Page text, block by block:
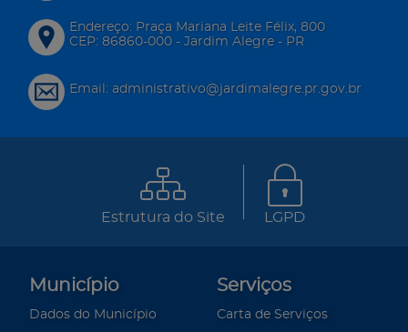
Endereço: Praça Mariana Leite Félix, 800
CEP: 86860-000 - Jardim Alegre - PR
Email: administrativo@jardimalegre.pr.gov.br
Estrutura do Site LGPD
Município
Dados do Município
Serviços
Carta de Serviços